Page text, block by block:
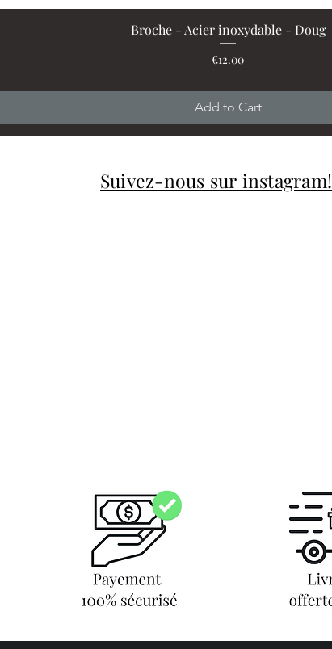
Quick View
Broche - Acier inoxydable - Doug
Price
€12.00
Add to Cart
Suivez-nous sur instagram!